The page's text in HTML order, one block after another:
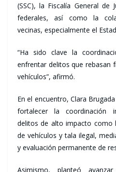
(SSC), la Fiscalía General de
federales, así como la
vecinas, especialmente el
“Ha sido clave la
enfrentar delitos que rebasan
vehículos”, afirmó.
En el encuentro, Clara
fortalecer la coordinación
delitos de alto impacto como
de vehículos y tala ilegal,
y evaluación permanente de
Asimismo, planteó